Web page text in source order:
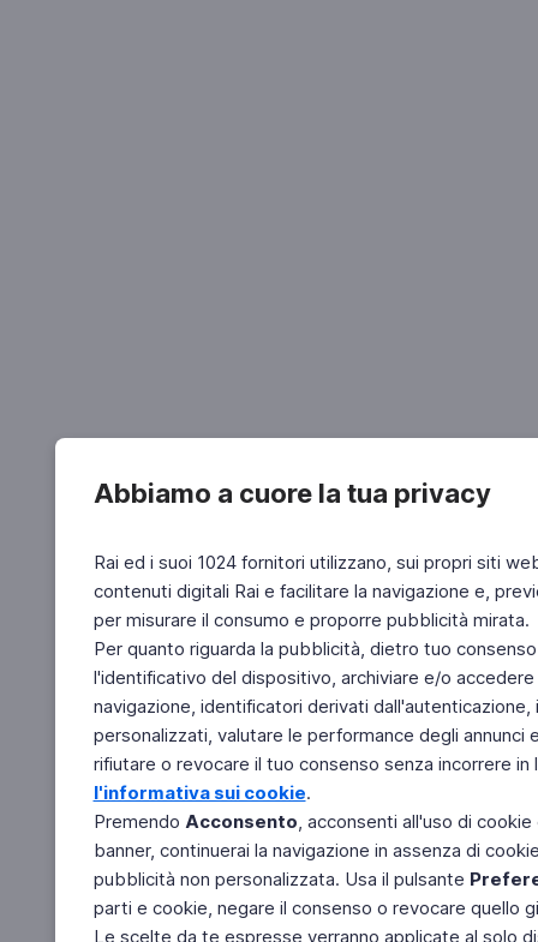
Abbiamo a cuore la tua privacy
Rai ed i suoi 1024 fornitori utilizzano, sui propri siti
contenuti digitali Rai e facilitare la navigazione e,
per misurare il consumo e proporre pubblicità mirata.
Per quanto riguarda la pubblicità, dietro tuo
l'identificativo del dispositivo, archiviare e/o
navigazione, identificatori derivati
personalizzati, valutare le performance degli
rifiutare o revocare il tuo consenso senza incorrere
l'informativa sui cookie.
Premendo Acconsento, acconsenti all'uso di
banner, continuerai la navigazione in assenza di
pubblicità non personalizzata. Usa il pulsante
parti e cookie, negare il consenso o revocare quello
Le scelte da te espresse verranno applicate al solo